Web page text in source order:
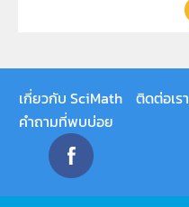
เกี่ยวกับ SciMath ติดต่อเรา
คำถามที่พบบ่อย